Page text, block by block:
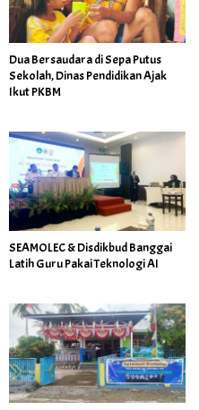
Dua Bersaudara di Sepa Putus
Sekolah, Dinas Pendidikan Ajak
Ikut PKBM
SEAMOLEC & Disdikbud Banggai
Latih Guru Pakai Teknologi AI